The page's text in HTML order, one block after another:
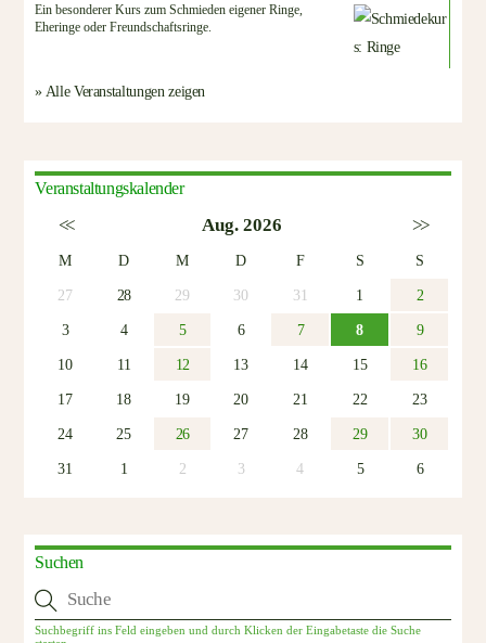
Ein besonderer Kurs zum Schmieden eigener Ringe,
Eheringe oder Freundschaftsringe.
» Alle Veranstaltungen zeigen
Veranstaltungskalender
<< Aug. 2026 >>
M D M D F S
S
27
28 29 30 31 1
2
3
4 5 6 7 8
9
10
11 12 13 14 15
16
17
18 19 20 21 22
23
24
25 26 27 28 29
30
31
1 2 3 4 5 6
Suchen